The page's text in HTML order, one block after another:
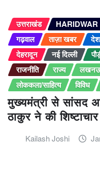
उत्तराखंड HARIDWAR
गढ़वाल
ताज़ा खबर
देहरादून
नई दिल्ली
राजनीति
राज्य
लोककला/साहित्य
विविध
मुख्यमंत्री से सांसद
ठाकुर ने की
Kailash Joshi